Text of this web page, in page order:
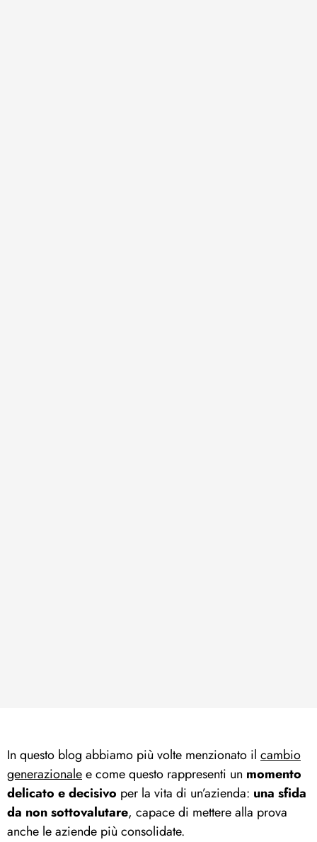
In questo blog abbiamo più volte menzionato il cambio
generazionalee come questo rappresenti un momento
delicato e decisivo per la vita di un’azienda: una sfida
da non sottovalutare, capace di mettere alla prova
anche le aziende più consolidate.